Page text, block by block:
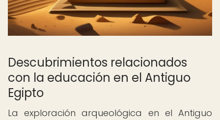
Descubrimientos relacionados
con la educación en el Antiguo
Egipto
La exploración arqueológica en el Antiguo